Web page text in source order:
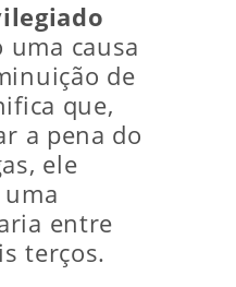
causa
de
que,
a pena do
ele
entre
terços.